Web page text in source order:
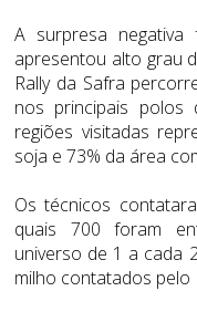
A surpresa
apresentou alto grau
Rally da Safra
nos principais
regiões visitadas
soja e 73% da área
Os técnicos
quais 700 foram
universo de 1 a cada
milho contatados pelo